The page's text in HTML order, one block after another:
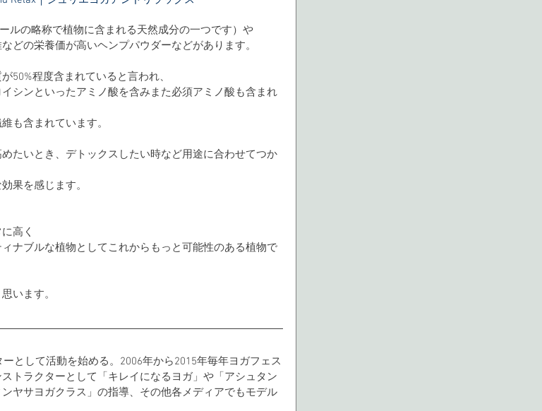
ルの略称で植物に含まれる天然成分の一つです）や
どの栄養価が高いヘンプパウダーなどがあります。
50%程度含まれていると言われ、
シンといったアミノ酸を含みまた必須アミノ酸も含まれ
も含まれています。
たいとき、デトックスしたい時など用途に合わせてつか
果を感じます。
高く
ナブルな植物としてこれからもっと可能性のある植物で
います。
として活動を始める。2006年から2015年毎年ヨガフェス
トラクターとして「キレイになるヨガ」や「アシュタン
ヤサヨガクラス」の指導、その他各メディアでもモデル